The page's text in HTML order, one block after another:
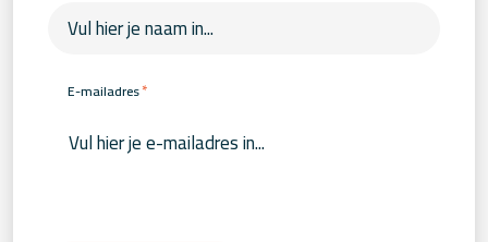
E-mailadres*